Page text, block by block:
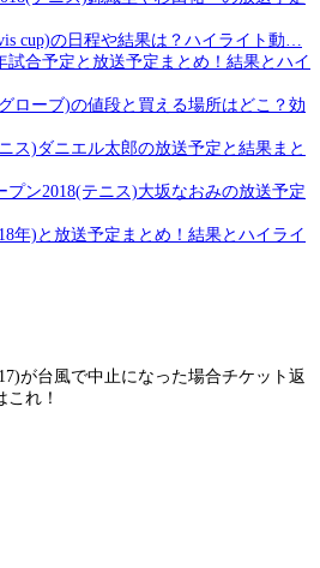
cup)の日程や結果は？ハイライト動…
試合予定と放送予定まとめ！結果とハイ
ローブ)の値段と買える場所はどこ？効
ス)ダニエル太郎の放送予定と結果まと
プン2018(テニス)大坂なおみの放送予定
年)と放送予定まとめ！結果とハイライ
が台風で中止になった場合チケット返
れ！